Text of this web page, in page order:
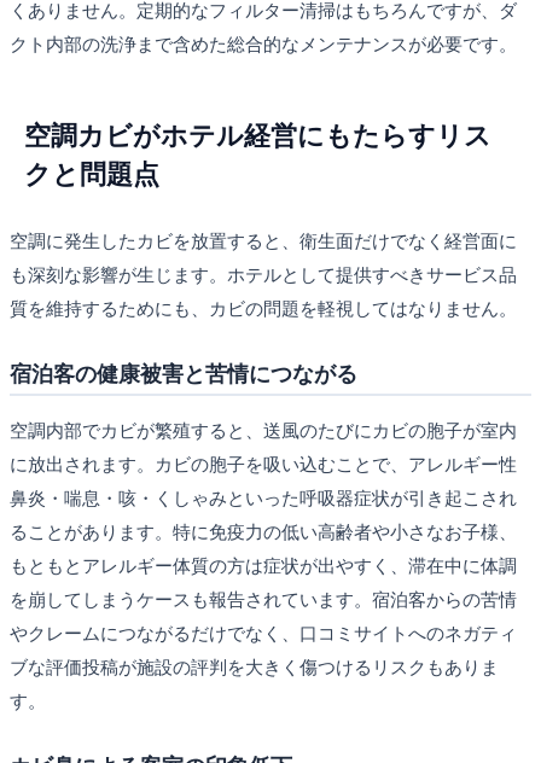
くありません。定期的なフィルター清掃はもちろんですが、ダ
クト内部の洗浄まで含めた総合的なメンテナンスが必要です。
空調カビがホテル経営にもたらすリス
クと問題点
空調に発生したカビを放置すると、衛生面だけでなく経営面に
も深刻な影響が生じます。ホテルとして提供すべきサービス品
質を維持するためにも、カビの問題を軽視してはなりません。
宿泊客の健康被害と苦情につながる
空調内部でカビが繁殖すると、送風のたびにカビの胞子が室内
に放出されます。カビの胞子を吸い込むことで、アレルギー性
鼻炎・喘息・咳・くしゃみといった呼吸器症状が引き起こされ
ることがあります。特に免疫力の低い高齢者や小さなお子様、
もともとアレルギー体質の方は症状が出やすく、滞在中に体調
を崩してしまうケースも報告されています。宿泊客からの苦情
やクレームにつながるだけでなく、口コミサイトへのネガティ
ブな評価投稿が施設の評判を大きく傷つけるリスクもありま
す。